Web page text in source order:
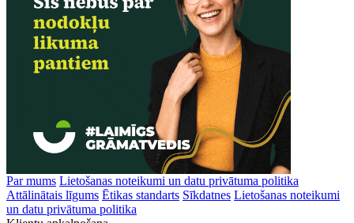
Par mums Lietošanas noteikumi un datu privātuma politika
Attālinātais līgums Ētikas standarts Sīkdatnes Lietošanas noteikumi
un datu privātuma politika